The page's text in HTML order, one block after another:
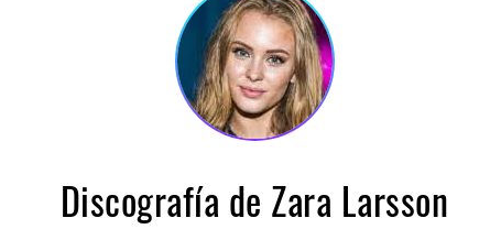
Discografía de Zara Larsson